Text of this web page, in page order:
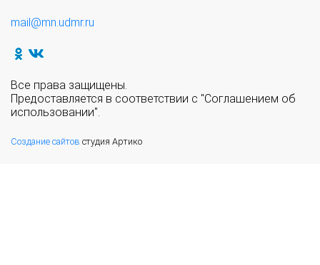
mail@mn.udmr.ru
Все права защищены.
Предоставляется в соответствии с "Соглашением об
использовании".
Создание сайтов студия Артико